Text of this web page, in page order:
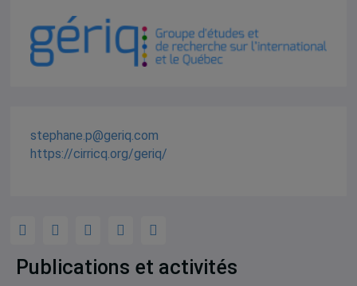
stephane.p@geriq.com
https://cirricq.org/geriq/
Publications et activités